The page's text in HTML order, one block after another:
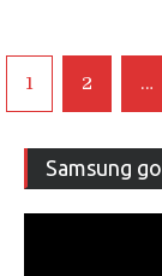
Navegación
de
entradas
1 2 …
Samsung